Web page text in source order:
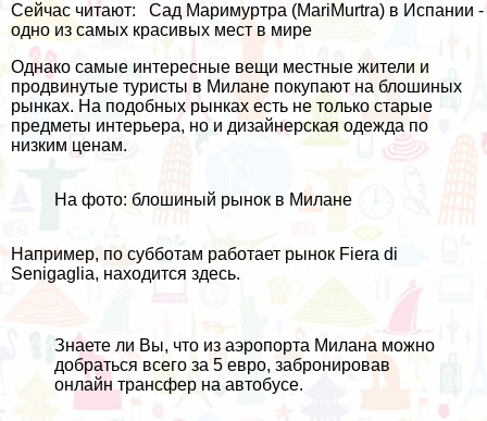
Сейчас читают:
Сад Маримуртра (MariMurtra) в Испании -
одно из самых красивых мест в мире
Однако самые интересные вещи местные жители и
продвинутые туристы в Милане покупают на блошиных
рынках. На подобных рынках есть не только старые
предметы интерьера, но и дизайнерская одежда по
низким ценам.
На фото: блошиный рынок в Милане
Например, по субботам работает рынок Fiera di
Senigaglia, находится здесь.
Знаете ли Вы, что из аэропорта Милана можно
добраться всего за 5 евро, забронировав
онлайн трансфер на автобусе.